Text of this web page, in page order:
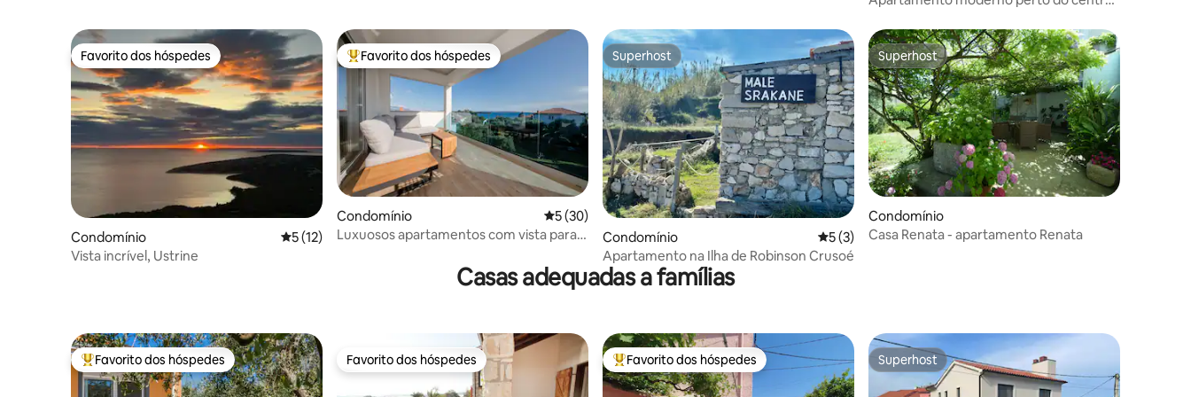
Favorito dos hóspedes
Favorito dos hóspedes
Condomínio Classificação média de 5 em 5 estrelas, 12avaliações
5 (12)
Vista incrível, Ustrine
Favoritos dos hóspedes mais apreciados
Favorito dos hóspedes
Condomínio Classificação média de 5 em 5 estrelas, 30avaliações
5 (30)
Luxuosos apartamentos com vista para o
Superhost
Superhost
Condomínio Classificação média de 5 em 5 estrelas, 3avaliações
5 (3)
Apartamento na Ilha de Robinson Crusoé
Superhost
Superhost
Condomínio
Casa Renata - apartamento Renata
Casas adequadas a famílias
Favoritos dos hóspedes mais apreciados
Favorito dos hóspedes Favorito dos hóspedes
Favorito dos hóspedes Favoritos dos hóspedes mais apreciados
Favorito dos hóspedes Superhost
Superhost